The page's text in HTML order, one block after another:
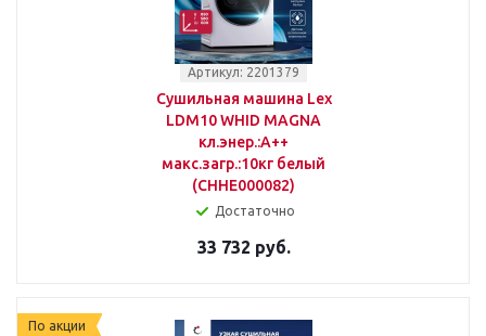
Артикул: 2201379
Сушильная машина Lex
LDM10 WHID MAGNA
кл.энер.:A++
макс.загр.:10кг белый
(CHHE000082)
Достаточно
33 732 руб.
По акции